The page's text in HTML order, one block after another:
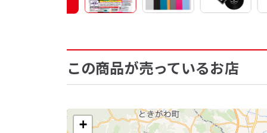
この商品が売っているお店
+